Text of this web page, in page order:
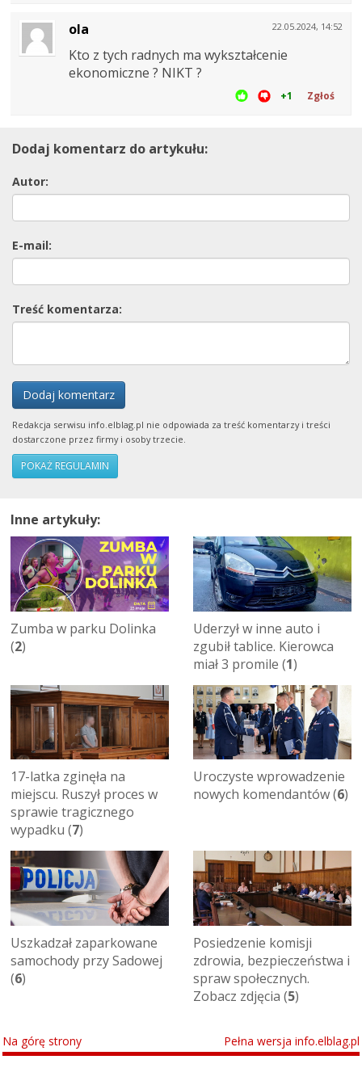
22.05.2024, 14:52
ola
Kto z tych radnych ma wykształcenie
ekonomiczne ? NIKT ?
+1 Zgłoś
Dodaj komentarz do artykułu:
Autor:
E-mail:
Treść komentarza:
Dodaj komentarz
Redakcja serwisu info.elblag.pl nie odpowiada za treść komentarzy i treści
dostarczone przez firmy i osoby trzecie.
POKAŻ REGULAMIN
Inne artykuły:
Zumba w parku Dolinka
(2)
Uderzył w inne auto i
zgubił tablice. Kierowca
miał 3 promile (1)
17-latka zginęła na
miejscu. Ruszył proces w
sprawie tragicznego
wypadku (7)
Uroczyste wprowadzenie
nowych komendantów (6)
Uszkadzał zaparkowane
samochody przy Sadowej
(6)
Posiedzenie komisji
zdrowia, bezpieczeństwa i
spraw społecznych.
Zobacz zdjęcia (5)
Na górę strony Pełna wersja info.elblag.pl